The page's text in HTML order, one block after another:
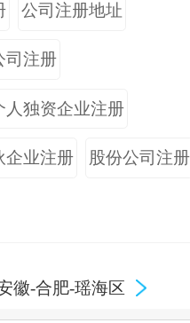
公司注册地址
司注册
人独资企业注册
企业注册 股份公司注册
徽-合肥-瑶海区